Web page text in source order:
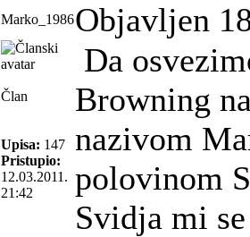
Marko_1986Objavljen
Član
Upisa: 147
Pristupio:
12.03.2011.
21:42
Da
Browning
nazivom
polovinom
Svidja mi